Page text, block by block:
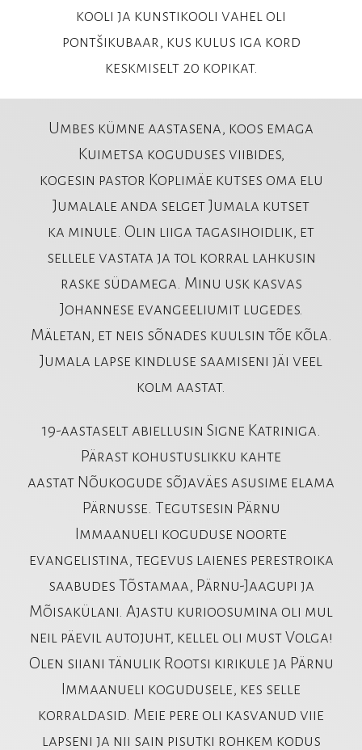
kooli ja kunstikooli vahel oli
pontšikubaar, kus kulus iga kord
keskmiselt 20 kopikat.
Umbes kümne aastasena, koos emaga
Kuimetsa koguduses viibides,
kogesin pastor Koplimäe kutses oma elu
Jumalale anda selget Jumala kutset
ka minule. Olin liiga tagasihoidlik, et
sellele vastata ja tol korral lahkusin
raske südamega. Minu usk kasvas
Johannese evangeeliumit lugedes.
Mäletan, et neis sõnades kuulsin tõe kõla.
Jumala lapse kindluse saamiseni jäi veel
kolm aastat.
19-aastaselt abiellusin Signe Katriniga.
Pärast kohustuslikku kahte
aastat Nõukogude sõjaväes asusime elama
Pärnusse. Tegutsesin Pärnu
Immaanueli koguduse noorte
evangelistina, tegevus laienes perestroika
saabudes Tõstamaa, Pärnu-Jaagupi ja
Mõisakülani. Ajastu kurioosumina oli mul
neil päevil autojuht, kellel oli must Volga!
Olen siiani tänulik Rootsi kirikule ja Pärnu
Immaanueli kogudusele, kes selle
korraldasid. Meie pere oli kasvanud viie
lapseni ja nii sain pisutki rohkem kodus